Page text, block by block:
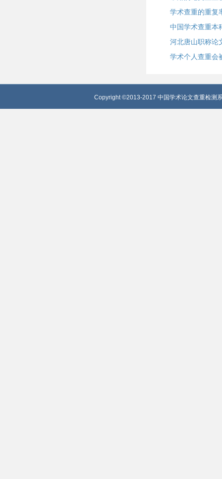
学术查重的重复
中国学术查重本
河北唐山职称论
学术个人查重会
Copyright ©2013-2017 中国学术论文查重检